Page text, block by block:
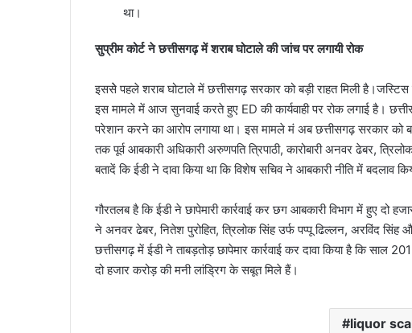
था।
सुप्रीम कोर्ट ने छत्तीसगढ़ में शराब घोटाले की जांच पर लगायी रोक
इससेे पहले शराब घोटाले में छत्तीसगढ़ सरकार को बड़ी राहत मिली
इस मामले में आज सुनवाई करते हुए ED की कार्यवाही पर रोक लगाई है।
परेशान करने का आरोप लगाया था। इस मामले मं अब छत्तीसगढ़ सरकार को
तक पूर्व आबकारी अधिकारी अरुणपति त्रिपाठी, कारोबारी अनवर ढेबर,
बतादें कि ईडी ने दावा किया था कि विशेष सचिव ने आबकारी नीति में बदलाव
गौरतलब है कि ईडी ने छापेमारी कार्रवाई कर छग आबकारी विभाग में हुए दो
ने अनवर ढेबर, नितेश पुरोहित, त्रिलोक सिंह उर्फ पप्पू ढिल्लन, अरविंद सिंह
छत्तीसगढ़ में ईडी ने ताबड़तोड़ छापेमार कार्रवाई कर दावा किया है कि
दो हजार करोड़ की मनी लांड्रिग के सबूत मिले हैं।
liquor